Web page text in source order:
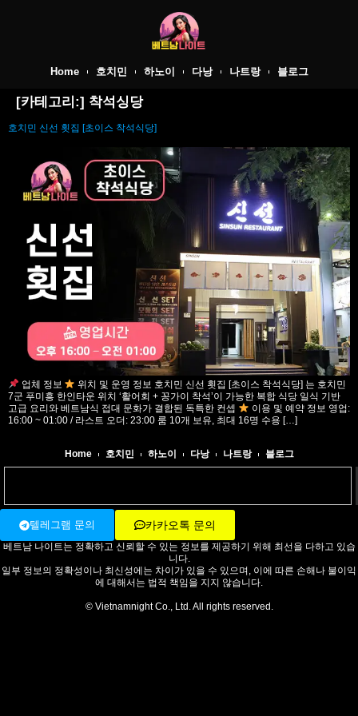
Home 호치민 하노이 다낭 나트랑 블로그
[카테고리:] 착석싱당
호치민 신선 횟집 [초이스 착석식당]
업체 정보
위치 및 운영 정보 호치민 신선 횟집 [초이스 착석식당] 는 호치민
7군 푸미흥 한인타운 위치 ‘활어회 + 꽁가이 착석’이 가능한 복합 식당 일식 기반
고급 요리와 베트남식 접대 문화가 결합된 독특한 컨셉
이용 및 예약 정보 영업:
16:00 ~ 01:00 / 라스트 오더: 23:00 룸 10개 보유, 최대 16명 수용 […]
Home 호치민 하노이 다낭 나트랑 블로그
텔레그램 문의 카카오톡 문의
베트남 나이트는 정확하고 신뢰할 수 있는 정보를 제공하기 위해 최선을 다하고 있습
니다.
일부 정보의 정확성이나 최신성에는 차이가 있을 수 있으며, 이에 따른 손해나 불이익
에 대해서는 법적 책임을 지지 않습니다.
© Vietnamnight Co., Ltd. All rights reserved.